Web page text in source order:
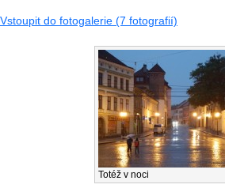
Vstoupit do fotogalerie (7 fotografií)
Totéž v noci